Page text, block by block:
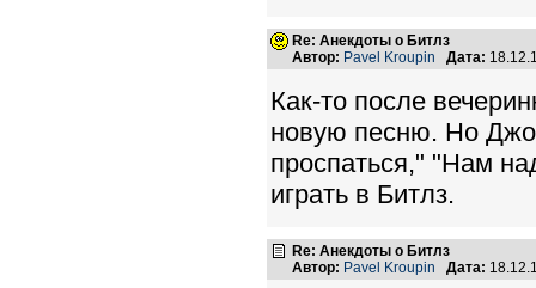
Re: Анекдоты о Битлз
Автор: Pavel Kroupin Дата:
Как-то после
новую песню. Но
проспаться," "Нам
играть в Битлз.
Re: Анекдоты о Битлз
Автор: Pavel Kroupin Дата: